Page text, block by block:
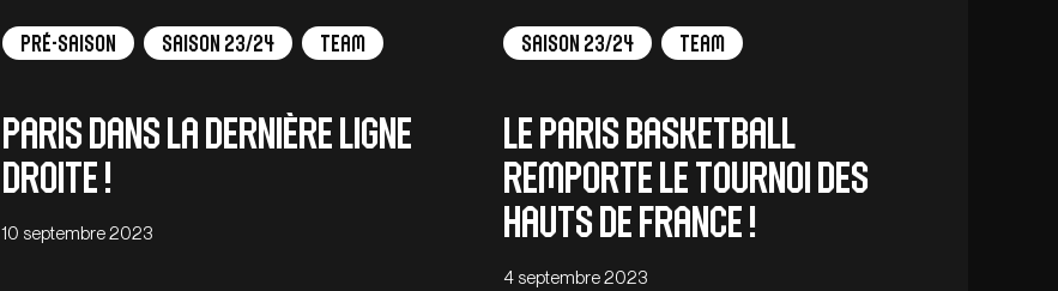
Pré-saison Saison 23/24 Team
Paris dans la dernière ligne
droite !
10 septembre 2023
Saison 23/24 Team
Le Paris Basketball
remporte le Tournoi des
Hauts de France !
4 septembre 2023